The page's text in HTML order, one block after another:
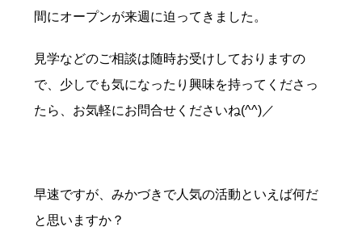
間にオープンが来週に迫ってきました。
見学などのご相談は随時お受けしておりますの
で、少しでも気になったり興味を持ってくださっ
たら、お気軽にお問合せくださいね(^^)／
早速ですが、みかづきで人気の活動といえば何だ
と思いますか？